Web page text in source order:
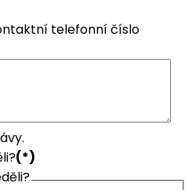
telefonní číslo
(*)